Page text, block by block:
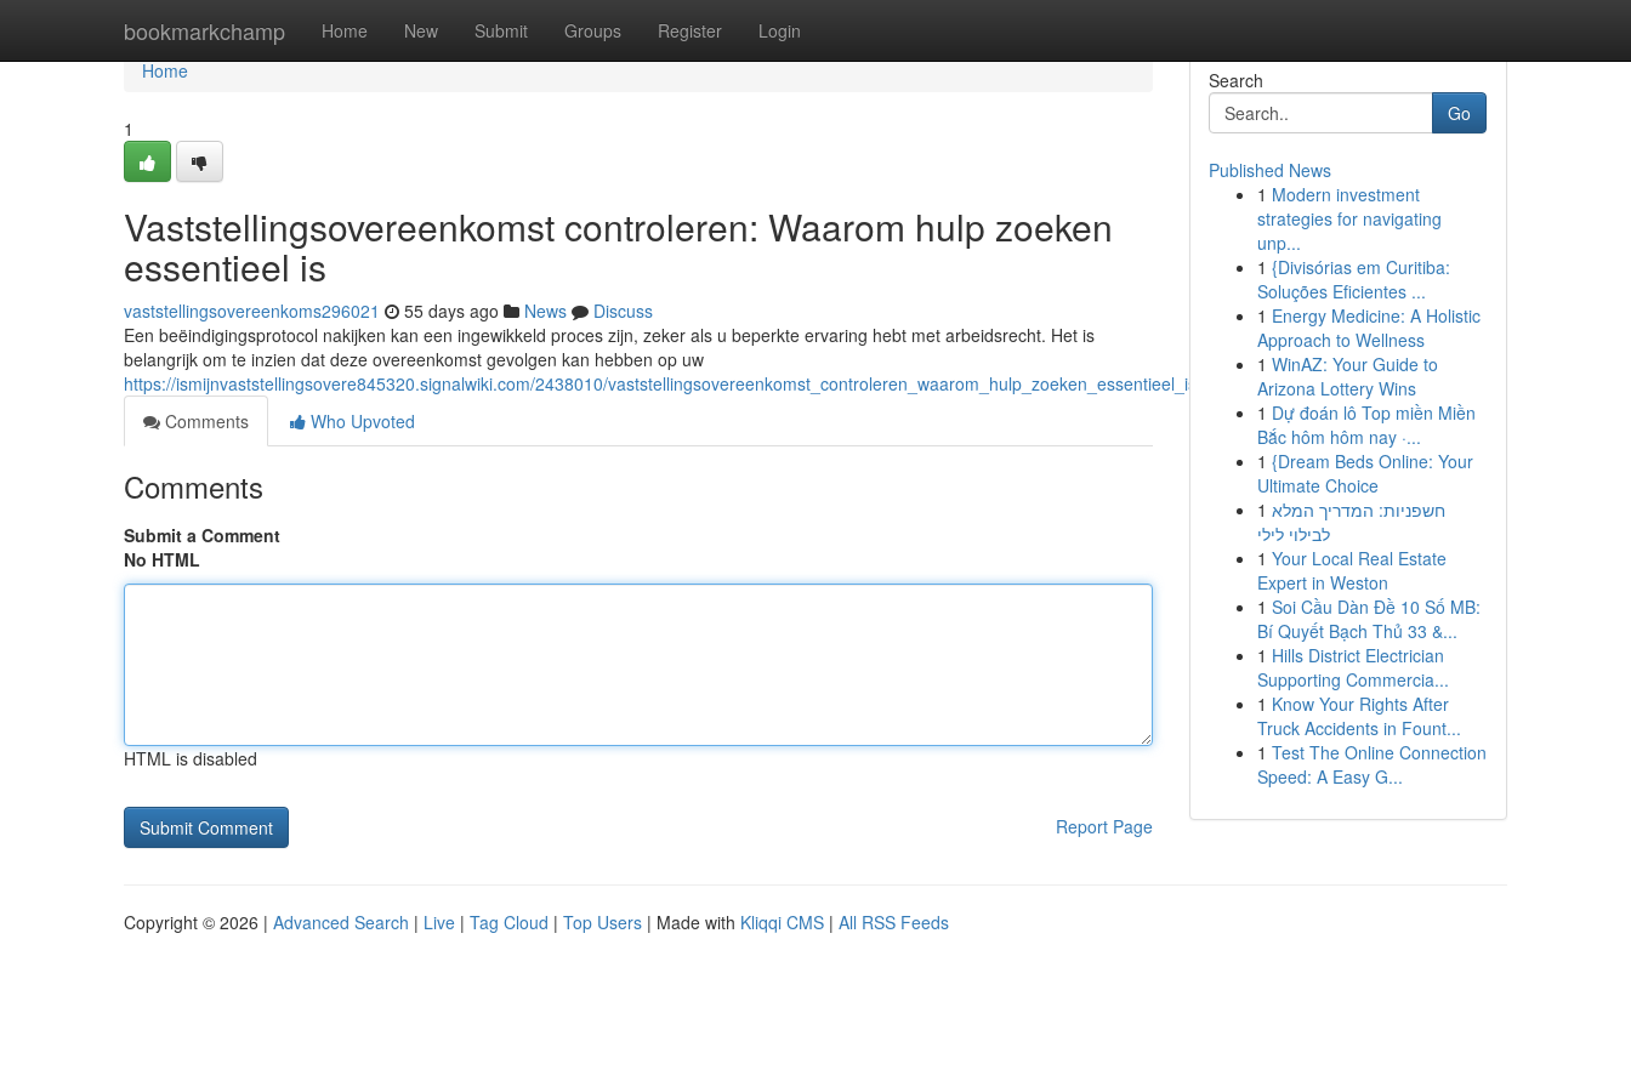
bookmarkchamp Home New Submit Groups Register Login
Home
Home
1
Vaststellingsovereenkomst controleren: Waarom hulp zoeken
essentieel is
vaststellingsovereenkoms296021 55 days ago News
Discuss
Een beëindigingsprotocol nakijken kan een ingewikkeld proces zijn, zeker als u beperkte ervaring hebt met arbeidsrecht. Het is
belangrijk om te inzien dat deze overeenkomst gevolgen kan hebben op uw
https://ismijnvaststellingsovere845320.signalwiki.com/2438010/vaststellingsovereenkomst_controleren_waarom_hulp_zoeken_essentieel_is
Comments
Who Upvoted
Comments
Submit a Comment
No HTML
HTML is disabled
Report Page
Search
Go
Published News
1 Modern investment
strategies for navigating
unp...
1 {Divisórias em Curitiba:
Soluções Eficientes ...
1 Energy Medicine: A Holistic
Approach to Wellness
1 WinAZ: Your Guide to
Arizona Lottery Wins
1 Dự đoán lô Top miền Miền
Bắc hôm hôm nay ·...
1 {Dream Beds Online: Your
Ultimate Choice
1 חשפניות: המדריך המלא
לבילוי לילי
1 Your Local Real Estate
Expert in Weston
1 Soi Cầu Dàn Đề 10 Số MB:
Bí Quyết Bạch Thủ 33 &...
1 Hills District Electrician
Supporting Commercia...
1 Know Your Rights After
Truck Accidents in Fount...
1 Test The Online Connection
Speed: A Easy G...
Copyright © 2026 | Advanced Search | Live | Tag Cloud | Top Users | Made with Kliqqi CMS | All RSS Feeds